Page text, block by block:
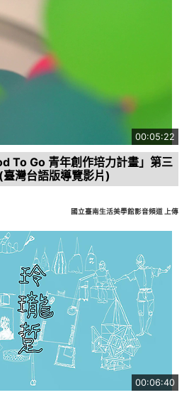
00:05:22
To Go 青年創作培力計畫」第三
灣台語版導覽影片)
國立臺南生活美學館影音頻道 上傳
00:06:40